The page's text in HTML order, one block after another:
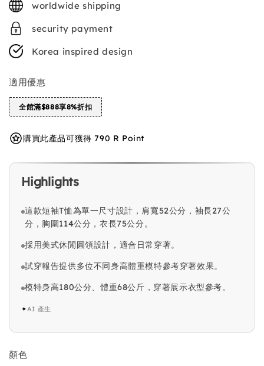
worldwide shipping
security payment
Korea inspired design
適用優惠
全館滿$888享8%折扣
購買此產品可獲得 790 R Point
Highlights
這款短袖T恤為單一尺寸設計，肩寬52公分，袖長27公
分，胸圍114公分，衣長75公分。
採用美式休閒圓領設計，適合日常穿著。
試穿報告提供多位不同身高體重模特參考穿著效果。
模特身高180公分、體重68公斤，穿著展示衣型參考。
✦AI 產生
顏色